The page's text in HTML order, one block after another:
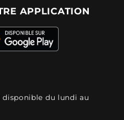
APPLICATION
du lundi au